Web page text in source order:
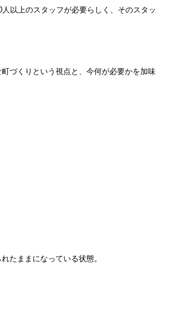
以上のスタッフが必要らしく、そのスタッ
づくりという視点と、今何が必要かを加味
たままになっている状態。